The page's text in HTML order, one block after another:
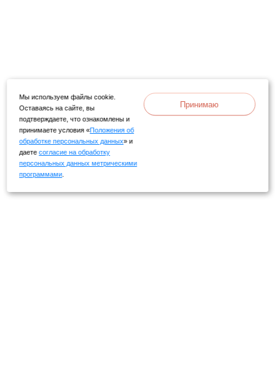
Мы используем файлы cookie.
Оставаясь на сайте, вы
подтверждаете, что ознакомлены и
принимаете условия «Положения об
обработке персональных данных» и
даетесогласие на обработку
персональных данных метрическими
программами.
Принимаю